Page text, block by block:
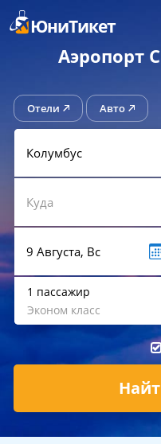
ЮниТикет
Аэропорт
Отели Авто
1 пассажир
Эконом класс